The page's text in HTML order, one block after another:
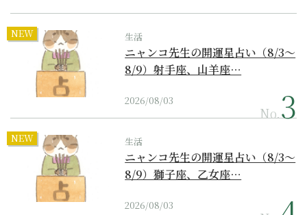
NEW 生活
ニャンコ先生の開運星占い（8/3～
8/9）射手座、山羊座…
2026/08/03
No.
NEW 生活
ニャンコ先生の開運星占い（8/3～
8/9）獅子座、乙女座…
2026/08/03